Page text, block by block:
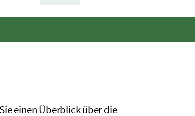
einen Überblick über die